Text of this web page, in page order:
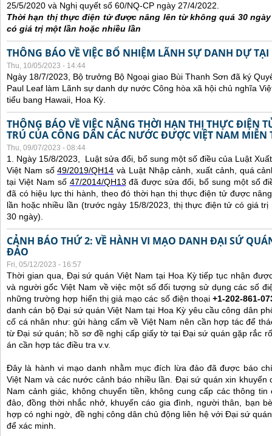
25/5/2020 và Nghị quyết số 60/NQ-CP ngày 27/4/2022.
Thời hạn thị thực điện tử được nâng lên từ không quá 30
có giá trị một lần hoặc nhiều lần
THÔNG BÁO VỀ VIỆC BỔ NHIỆM LÃNH SỰ DANH DỰ
Thu, 10/05/2023 - 14:44
Ngày 18/7/2023, Bộ trưởng Bộ Ngoại giao Bùi Thanh Sơn đã ký
Paul Leaf làm Lãnh sự danh dự nước Công hòa xã hội chủ nghĩa
tiểu bang Hawaii, Hoa Kỳ.
THÔNG BÁO VỀ VIỆC NÂNG THỜI HẠN THỊ THỰC ĐIỆN
TRÚ CỦA CÔNG DÂN CÁC NƯỚC ĐƯỢC VIỆT NAM MIỄN
Thu, 09/07/2023 - 08:44
1. Ngày 15/8/2023, Luật sửa đổi, bổ sung một số điều của Luật
Việt Nam số49/2019/QH14 và Luật Nhập cảnh, xuất cảnh, quá
tại Việt Nam số 47/2014/QH13 đã được sửa đổi, bổ sung một số
đã có hiệu lực thi hành, theo đó thời hạn thị thực điện tử được
lần hoặc nhiều lần (trước ngày 15/8/2023, thị thực điện tử có giá
30 ngày).
CẢNH BÁO THỨ 2: VỀ HÀNH VI MẠO DANH ĐẠI SỨ
ĐẢO
Fri, 05/12/2023 - 16:57
Thời gian qua, Đại sứ quán Việt Nam tại Hoa Kỳ tiếp tục nhận
và người gốc Việt Nam về việc một số đối tượng sử dụng các số
những trường hợp hiển thị giả mạo các số điện thoại+1-202-861-
danh cán bộ Đại sứ quán Việt Nam tại Hoa Kỳ yêu cầu công dân
cố cá nhân như: gửi hàng cấm về Việt Nam nên cần hợp tác để
từ Đại sứ quán; hồ sơ đề nghị cấp giấy tờ tại Đại sứ quán gặp rắc
án cần hợp tác điều tra v.v.
Đây là hành vi mạo danh nhằm mục đích lừa đảo đã được báo
Việt Nam và các nước cảnh báo nhiều lần. Đại sứ quán xin khuyến
Nam cảnh giác, không chuyển tiền, không cung cấp các thông
đảo, đồng thời nhắc nhở, khuyến cáo gia đình, người thân, bạn
hợp có nghi ngờ, đề nghị công dân chủ động liên hệ với Đại sứ
để xác minh.